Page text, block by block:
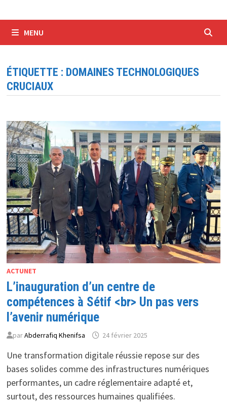
MENU
ÉTIQUETTE : DOMAINES TECHNOLOGIQUES
CRUCIAUX
ACTUNET
L’inauguration d’un centre de
compétences à Sétif <br> Un pas vers
l’avenir numérique
parAbderrafiq Khenifsa 24 février 2025
Une transformation digitale réussie repose sur des
bases solides comme des infrastructures numériques
performantes, un cadre réglementaire adapté et,
surtout, des ressources humaines qualifiées.